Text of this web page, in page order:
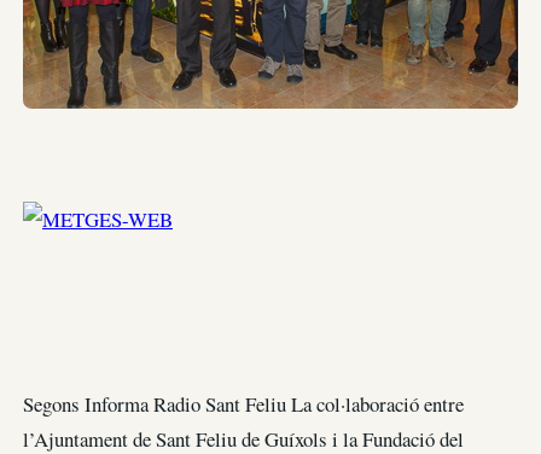
Segons Informa Radio Sant Feliu La col·laboració entre
l’Ajuntament de Sant Feliu de Guíxols i la Fundació del